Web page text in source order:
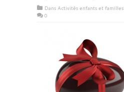
Dans Activités enfants et familles
0